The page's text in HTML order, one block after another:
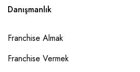
Danışmanlık
Franchise Almak
Franchise Vermek